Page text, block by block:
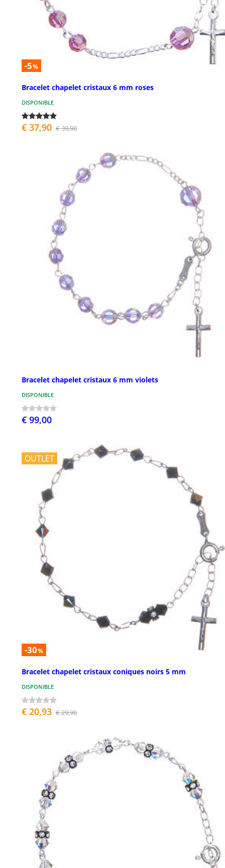
-5%
Bracelet chapelet cristaux 6 mm roses
DISPONIBLE
€ 37,90 € 39,90
Bracelet chapelet cristaux 6 mm violets
DISPONIBLE
€ 99,00
OUTLET
-30%
Bracelet chapelet cristaux coniques noirs 5 mm
DISPONIBLE
€ 20,93 € 29,90